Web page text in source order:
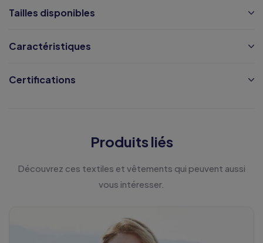
Tailles disponibles
Caractéristiques
Certifications
Produits liés
Découvrez ces textiles et vêtements qui peuvent aussi
vous intéresser.